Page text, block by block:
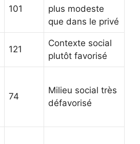
101
plus modeste
que dans le privé
121
Contexte social
plutôt favorisé
74
Milieu social très
défavorisé